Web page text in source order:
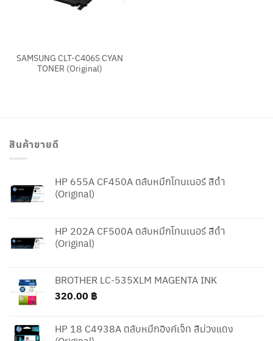
SAMSUNG CLT-C406S CYAN
TONER (Original)
สินค้าขายดี
HP 655A CF450A ตลับหมึกโทนเนอร์ สีดำ
(Original)
HP 202A CF500A ตลับหมึกโทนเนอร์ สีดำ
(Original)
BROTHER LC-535XLM MAGENTA INK
320.00 ฿
HP 18 C4938A ตลับหมึกอิงค์เจ็ท สีม่วงแดง